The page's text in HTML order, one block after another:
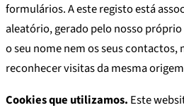
formulários. A este registo está
aleatório, gerado pelo nosso
o seu nome nem os seus contactos,
reconhecer visitas da mesma
Cookies que utilizamos. Este